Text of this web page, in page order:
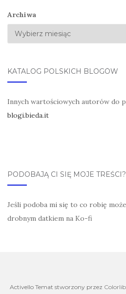
Archiwa
KATALOG POLSKICH BLOGÓW
Innych wartościowych autorów do
blogi.bieda.it
PODOBAJĄ CI SIĘ MOJE TREŚCI?
Jeśli podoba mi się to co robię
drobnym datkiem na Ko-fi
Activello Temat stworzony przez Colorlib